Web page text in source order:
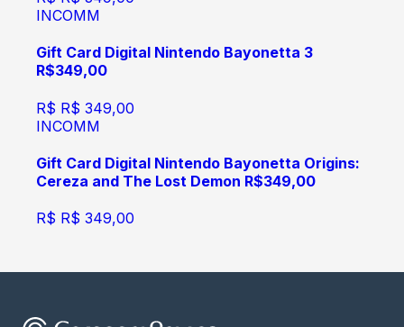
INCOMM
Gift Card Digital Nintendo Bayonetta 3
R$349,00
R$ R$ 349,00
INCOMM
Gift Card Digital Nintendo Bayonetta Origins:
Cereza and The Lost Demon R$349,00
R$ R$ 349,00